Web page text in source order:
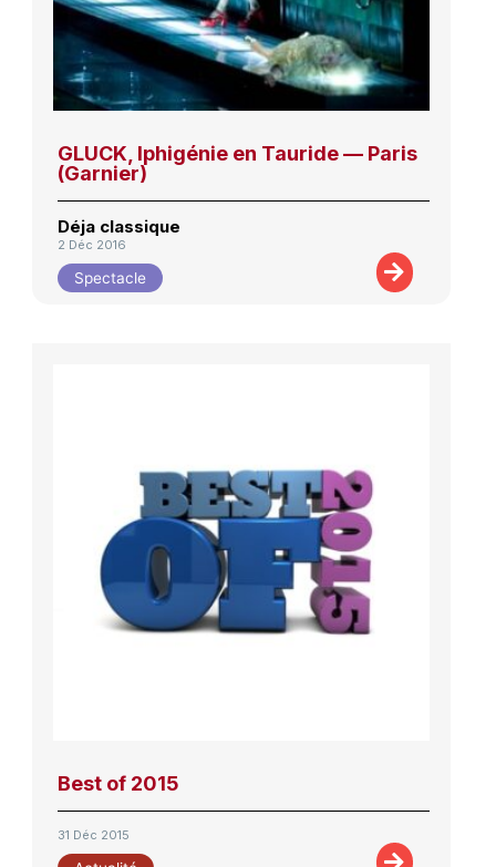
GLUCK, Iphigénie en Tauride — Paris
(Garnier)
Déja classique
2 Déc 2016
Spectacle
Best of 2015
31 Déc 2015